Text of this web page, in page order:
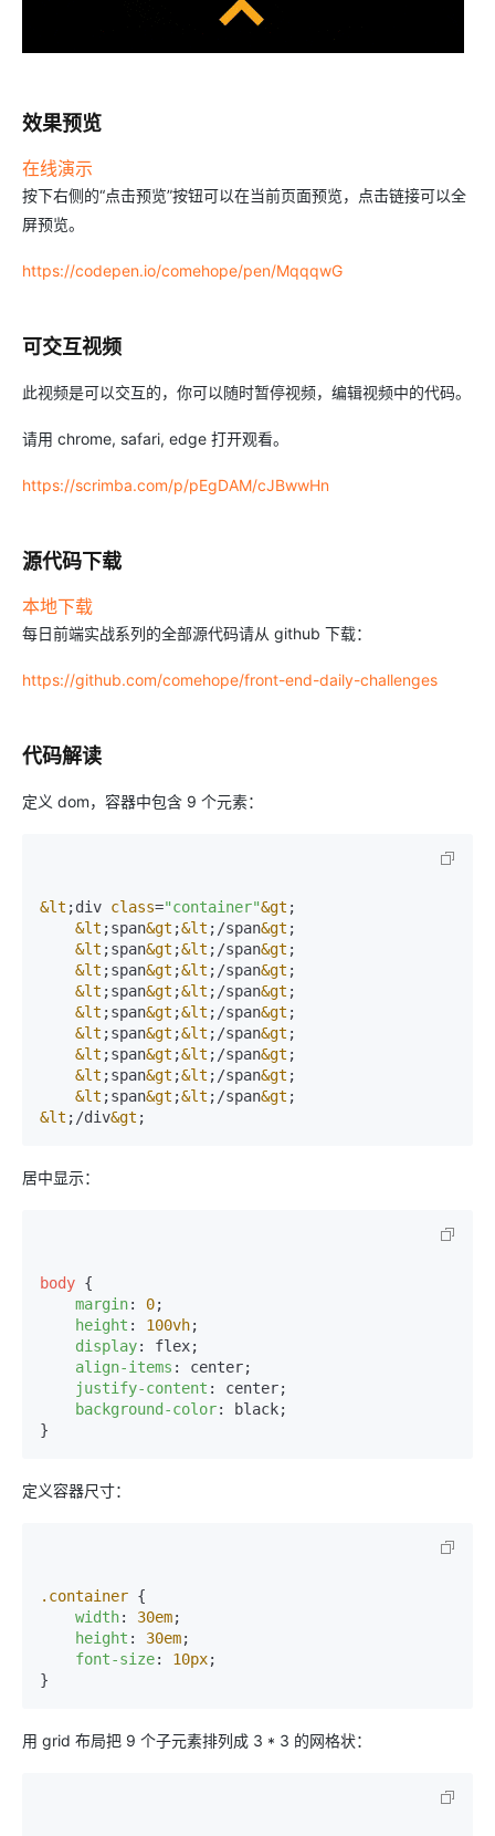
效果预览
在线演示
按下右侧的“点击预览”按钮可以在当前页面预览，点击链接可以全
屏预览。
https://codepen.io/comehope/pen/MqqqwG
可交互视频
此视频是可以交互的，你可以随时暂停视频，编辑视频中的代码。
请用 chrome, safari, edge 打开观看。
https://scrimba.com/p/pEgDAM/cJBwwHn
源代码下载
本地下载
每日前端实战系列的全部源代码请从 github 下载：
https://github.com/comehope/front-end-daily-challenges
代码解读
定义 dom，容器中包含 9 个元素：
&lt ;div class="container"&gt ;
&lt ;span&gt ;&lt ; /span&gt ;
&lt ;span&gt ;&lt ; /span&gt ;
&lt ;span&gt ;&lt ; /span&gt ;
&lt ;span&gt ;&lt ; /span&gt ;
&lt ;span&gt ;&lt ; /span&gt ;
&lt ;span&gt ;&lt ; /span&gt ;
&lt ;span&gt ;&lt ; /span&gt ;
&lt ;span&gt ;&lt ; /span&gt ;
&lt ;span&gt ;&lt ; /span&gt ;
&lt ; /div&gt ;
居中显示：
body {
margin: 0;
height : 100vh;
display: flex;
align-items : center;
justify-content : center;
background-color: black;
定义容器尺寸：
.container {
width: 30em;
height : 30em;
font-size: 10px;
用 grid 布局把 9 个子元素排列成 3 * 3 的网格状：